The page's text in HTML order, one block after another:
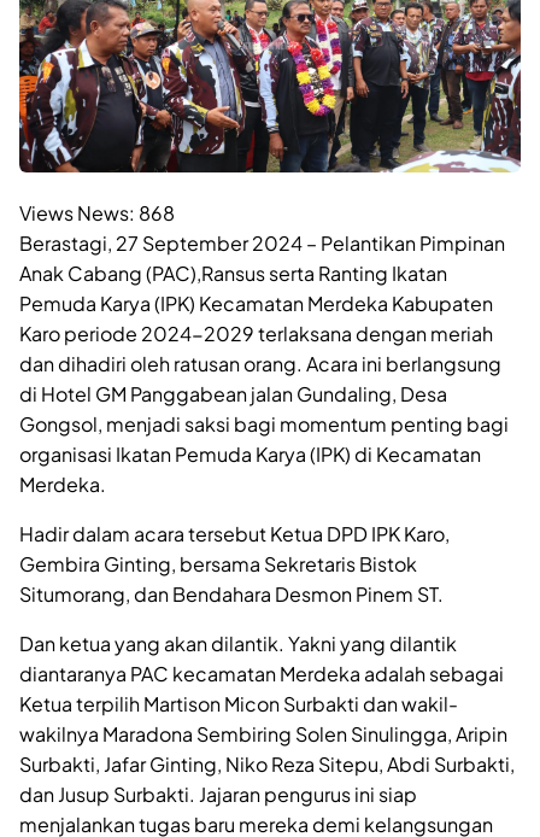
Views News: 868
Berastagi, 27 September 2024 – Pelantikan Pimpinan
Anak Cabang (PAC),Ransus serta Ranting Ikatan
Pemuda Karya (IPK) Kecamatan Merdeka Kabupaten
Karo periode 2024-2029 terlaksana dengan meriah
dan dihadiri oleh ratusan orang. Acara ini berlangsung
di Hotel GM Panggabean jalan Gundaling, Desa
Gongsol, menjadi saksi bagi momentum penting bagi
organisasi Ikatan Pemuda Karya (IPK) di Kecamatan
Merdeka.
Hadir dalam acara tersebut Ketua DPD IPK Karo,
Gembira Ginting, bersama Sekretaris Bistok
Situmorang, dan Bendahara Desmon Pinem ST.
Dan ketua yang akan dilantik. Yakni yang dilantik
diantaranya PAC kecamatan Merdeka adalah sebagai
Ketua terpilih Martison Micon Surbakti dan wakil-
wakilnya Maradona Sembiring Solen Sinulingga, Aripin
Surbakti, Jafar Ginting, Niko Reza Sitepu, Abdi Surbakti,
dan Jusup Surbakti. Jajaran pengurus ini siap
menjalankan tugas baru mereka demi kelangsungan